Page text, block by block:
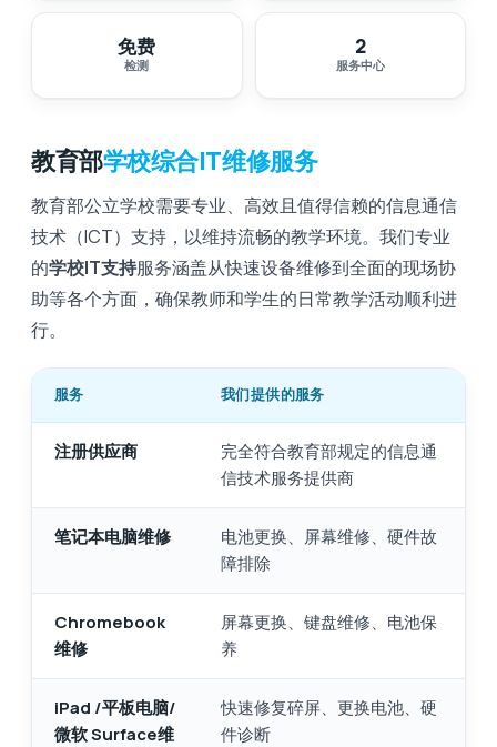
免费
检测
2
服务中心
教育部学校综合IT维修服务
教育部公立学校需要专业、高效且值得信赖的信息通信
技术（ICT）支持，以维持流畅的教学环境。我们专业
的学校IT支持服务涵盖从快速设备维修到全面的现场协
助等各个方面，确保教师和学生的日常教学活动顺利进
行。
服务 我们提供的服务
注册供应商
完全符合教育部规定的信息通
信技术服务提供商
笔记本电脑维修
电池更换、屏幕维修、硬件故
障排除
Chromebook
维修
屏幕更换、键盘维修、电池保
养
iPad /平板电脑/
微软 Surface维
快速修复碎屏、更换电池、硬
件诊断